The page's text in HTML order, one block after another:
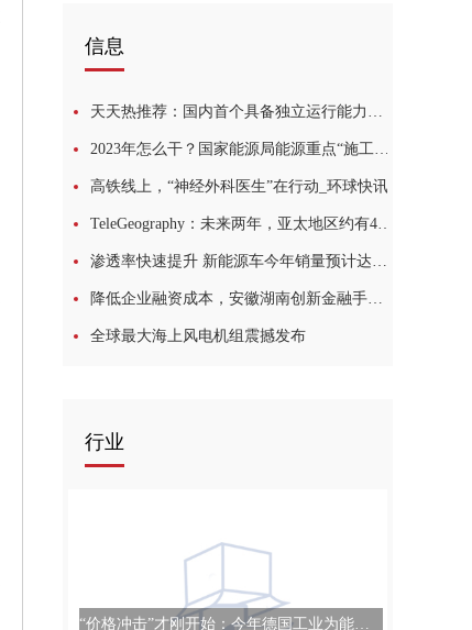
信息
天天热推荐：国内首个具备独立运行能力的新能源储能项目在内蒙古并网通电
2023年怎么干？国家能源局能源重点“施工图”出炉
高铁线上，“神经外科医生”在行动_环球快讯
TeleGeography：未来两年，亚太地区约有42亿美元的海缆升级和新建计划
渗透率快速提升 新能源车今年销量预计达850万辆
降低企业融资成本，安徽湖南创新金融手段助力线缆产业发展:世界最资讯
全球最大海上风电机组震撼发布
行业
“价格冲击”才刚开始：今年德国工业为能源支付费用将比俄乌冲突前高40%